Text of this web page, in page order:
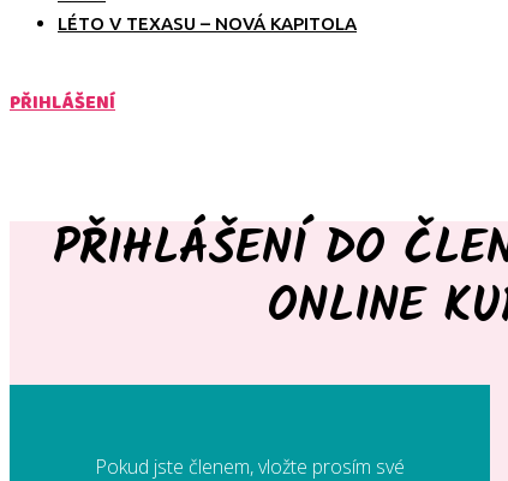
LÉTO V TEXASU – NOVÁ KAPITOLA
PŘIHLÁŠENÍ
PŘIHLÁŠENÍ DO
ONLINE
Pokud jste členem, vložte prosím své